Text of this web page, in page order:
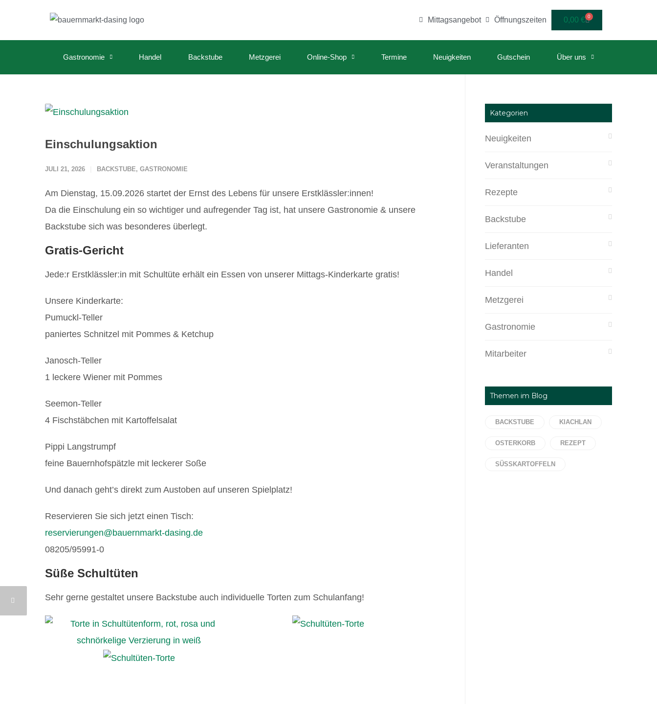
Mittagsangebot Öffnungszeiten 0,00 € 0
Gastronomie Handel Backstube Metzgerei Online-Shop Termine Neuigkeiten Gutschein Über uns
Einschulungsaktion
JULI 21, 2026 BACKSTUBE, GASTRONOMIE
Am Dienstag, 15.09.2026 startet der Ernst des Lebens für unsere Erstklässler:innen!
Da die Einschulung ein so wichtiger und aufregender Tag ist, hat unsere Gastronomie & unsere
Backstube sich was besonderes überlegt.
Gratis-Gericht
Jede:r Erstklässler:in mit Schultüte erhält ein Essen von unserer Mittags-Kinderkarte gratis!
Unsere Kinderkarte:
Pumuckl-Teller
paniertes Schnitzel mit Pommes & Ketchup
Janosch-Teller
1 leckere Wiener mit Pommes
Seemon-Teller
4 Fischstäbchen mit Kartoffelsalat
Pippi Langstrumpf
feine Bauernhofspätzle mit leckerer Soße
Und danach geht’s direkt zum Austoben auf unseren Spielplatz!
Reservieren Sie sich jetzt einen Tisch:
reservierungen@bauernmarkt-dasing.de
08205/95991-0
Süße Schultüten
Sehr gerne gestaltet unsere Backstube auch individuelle Torten zum Schulanfang!
Kategorien
Neuigkeiten
Veranstaltungen
Rezepte
Backstube
Lieferanten
Handel
Metzgerei
Gastronomie
Mitarbeiter
Themen im Blog
BACKSTUBE KIACHLAN
OSTERKORB REZEPT
SÜSSKARTOFFELN